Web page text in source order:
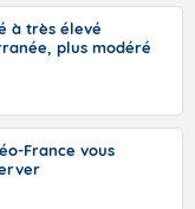
à très élevé
plus modéré
France vous